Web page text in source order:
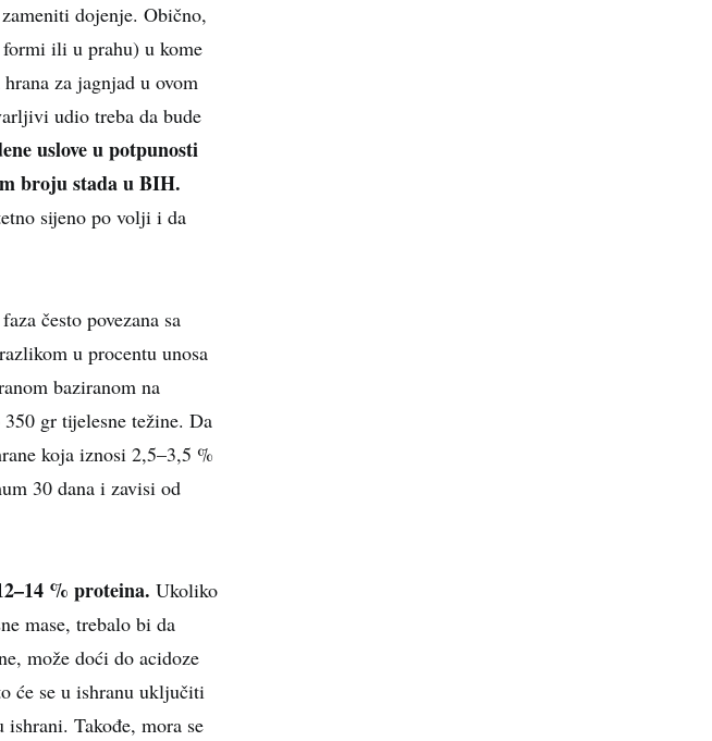
dojenje. Obično,
ili u prahu) u kome
za jagnjad u ovom
udio treba da bude
uslove u potpunosti
broju stada u BIH.
sijeno po volji i da
često povezana sa
u procentu unosa
baziranom na
gr tijelesne težine. Da
koja iznosi 2,5–3,5 %
30 dana i zavisi od
% proteina. Ukoliko
mase, trebalo bi da
može doći do acidoze
će se u ishranu uključiti
Takođe, mora se